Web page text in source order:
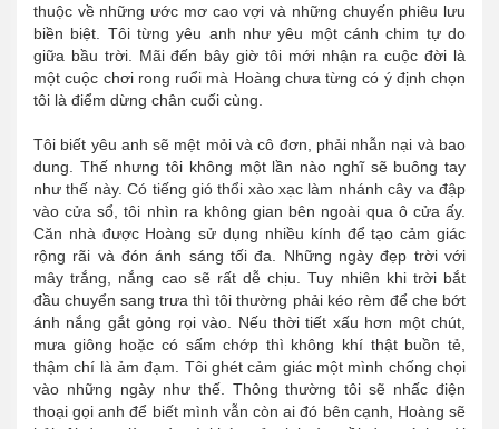
thuộc về những ước mơ cao vợi và những chuyến phiêu lưu
biền biệt. Tôi từng yêu anh như yêu một cánh chim tự do
giữa bầu trời. Mãi đến bây giờ tôi mới nhận ra cuộc đời là
một cuộc chơi rong ruổi mà Hoàng chưa từng có ý định chọn
tôi là điểm dừng chân cuối cùng.
Tôi biết yêu anh sẽ mệt mỏi và cô đơn, phải nhẫn nại và bao
dung. Thế nhưng tôi không một lần nào nghĩ sẽ buông tay
như thế này. Có tiếng gió thổi xào xạc làm nhánh cây va đập
vào cửa sổ, tôi nhìn ra không gian bên ngoài qua ô cửa ấy.
Căn nhà được Hoàng sử dụng nhiều kính để tạo cảm giác
rộng rãi và đón ánh sáng tối đa. Những ngày đẹp trời với
mây trắng, nắng cao sẽ rất dễ chịu. Tuy nhiên khi trời bắt
đầu chuyển sang trưa thì tôi thường phải kéo rèm để che bớt
ánh nắng gắt gỏng rọi vào. Nếu thời tiết xấu hơn một chút,
mưa giông hoặc có sấm chớp thì không khí thật buồn tẻ,
thậm chí là ảm đạm. Tôi ghét cảm giác một mình chống chọi
vào những ngày như thế. Thông thường tôi sẽ nhấc điện
thoại gọi anh để biết mình vẫn còn ai đó bên cạnh, Hoàng sẽ